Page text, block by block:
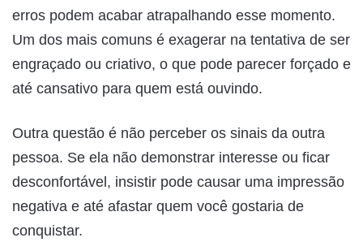
erros podem acabar atrapalhando esse momento.
Um dos mais comuns é exagerar na tentativa de ser
engraçado ou criativo, o que pode parecer forçado e
até cansativo para quem está ouvindo.
Outra questão é não perceber os sinais da outra
pessoa. Se ela não demonstrar interesse ou ficar
desconfortável, insistir pode causar uma impressão
negativa e até afastar quem você gostaria de
conquistar.